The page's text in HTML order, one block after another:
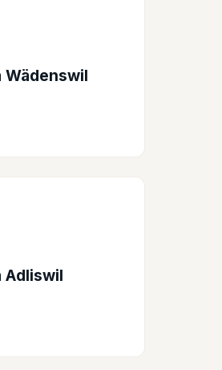
Wädenswil
Adliswil